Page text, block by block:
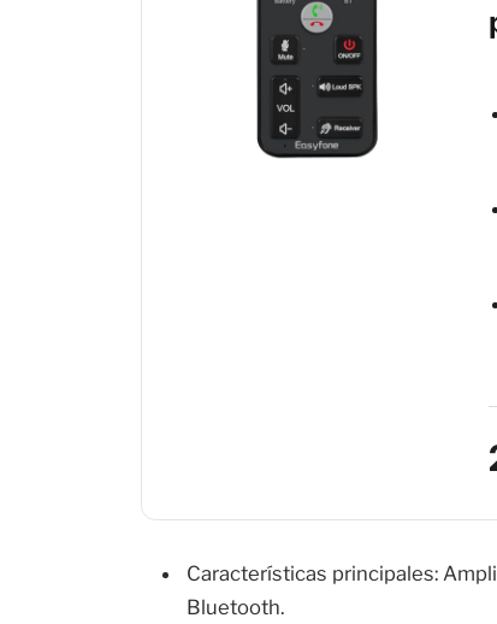
Características principales:
Bluetooth.